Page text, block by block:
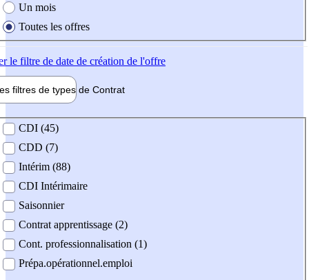
Un mois
Toutes les offres
le filtre de date de création de l'offre
filtres de types de Contrat
contrat
CDI (45)
CDD (7)
Intérim (88)
CDI Intérimaire
Saisonnier
Contrat apprentissage (2)
Cont. professionnalisation (1)
Prépa.opérationnel.emploi